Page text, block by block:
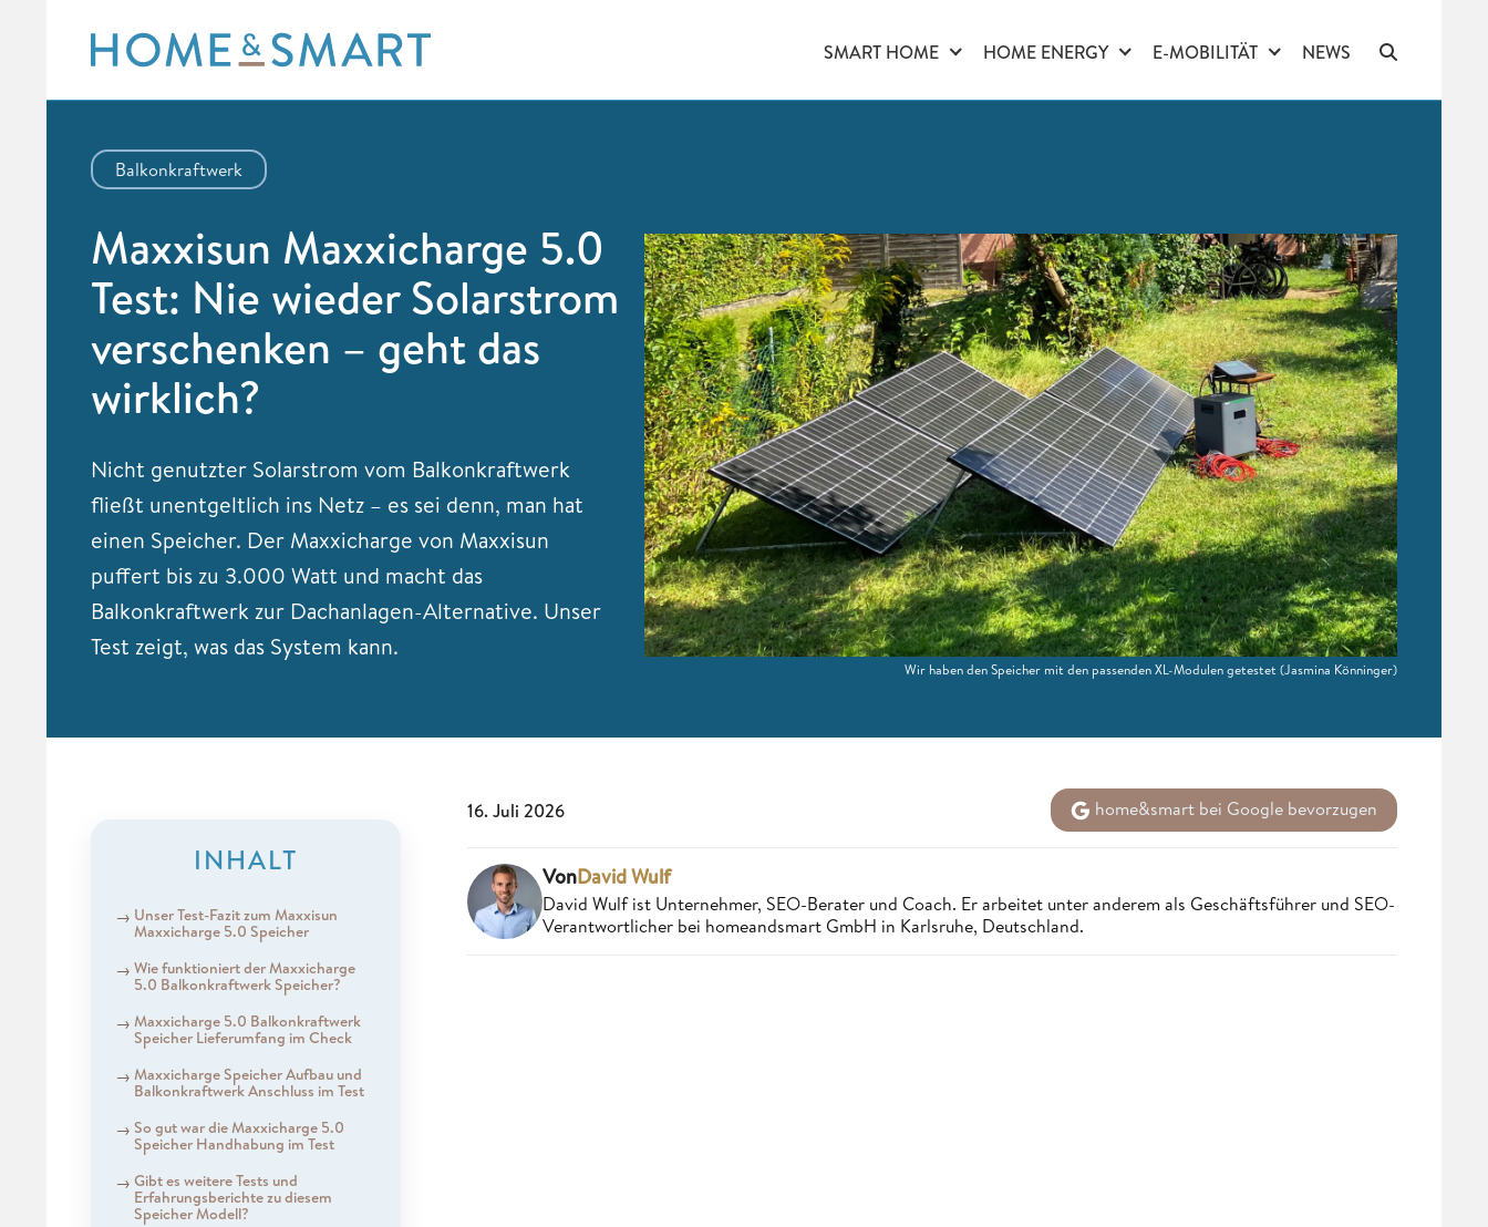
content
SMART HOME HOME ENERGY E-MOBILITÄT NEWS
Balkonkraftwerk
Maxxisun Maxxicharge 5.0
Test: Nie wieder Solarstrom
verschenken – geht das
wirklich?
Nicht genutzter Solarstrom vom Balkonkraftwerk
fließt unentgeltlich ins Netz – es sei denn, man hat
einen Speicher. Der Maxxicharge von Maxxisun
puffert bis zu 3.000 Watt und macht das
Balkonkraftwerk zur Dachanlagen-Alternative. Unser
Test zeigt, was das System kann.
Wir haben den Speicher mit den passenden XL-Modulen getestet (Jasmina Könninger)
INHALT
Unser Test-Fazit zum Maxxisun
Maxxicharge 5.0 Speicher
Wie funktioniert der Maxxicharge
5.0 Balkonkraftwerk Speicher?
Maxxicharge 5.0 Balkonkraftwerk
Speicher Lieferumfang im Check
Maxxicharge Speicher Aufbau und
Balkonkraftwerk Anschluss im Test
So gut war die Maxxicharge 5.0
Speicher Handhabung im Test
Gibt es weitere Tests und
Erfahrungsberichte zu diesem
Speicher Modell?
16. Juli 2026 home&smart bei Google bevorzugen
VonDavid Wulf
David Wulf ist Unternehmer, SEO-Berater und Coach. Er arbeitet unter anderem als Geschäftsführer und SEO-
Verantwortlicher bei homeandsmart GmbH in Karlsruhe, Deutschland.